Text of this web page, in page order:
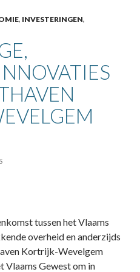
, INVESTERINGEN,
tussen het Vlaams
overheid en anderzijds
Kortrijk-Wevelgem
Gewest om in